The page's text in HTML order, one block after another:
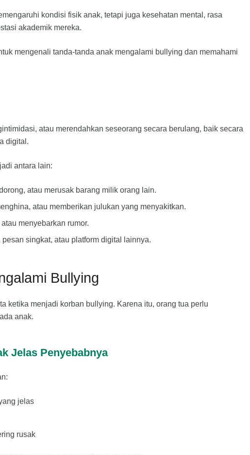
kondisi fisik anak, tetapi juga kesehatan mental, rasa
akademik mereka.
mengenali tanda-tanda anak mengalami bullying dan memahami
atau merendahkan seseorang secara berulang, baik secara
digital.
antara lain:
atau merusak barang milik orang lain.
atau memberikan julukan yang menyakitkan.
menyebarkan rumor.
singkat, atau platform digital lainnya.
Bullying
ketika menjadi korban bullying. Karena itu, orang tua perlu
anak.
Jelas Penyebabnya
jelas
rusak